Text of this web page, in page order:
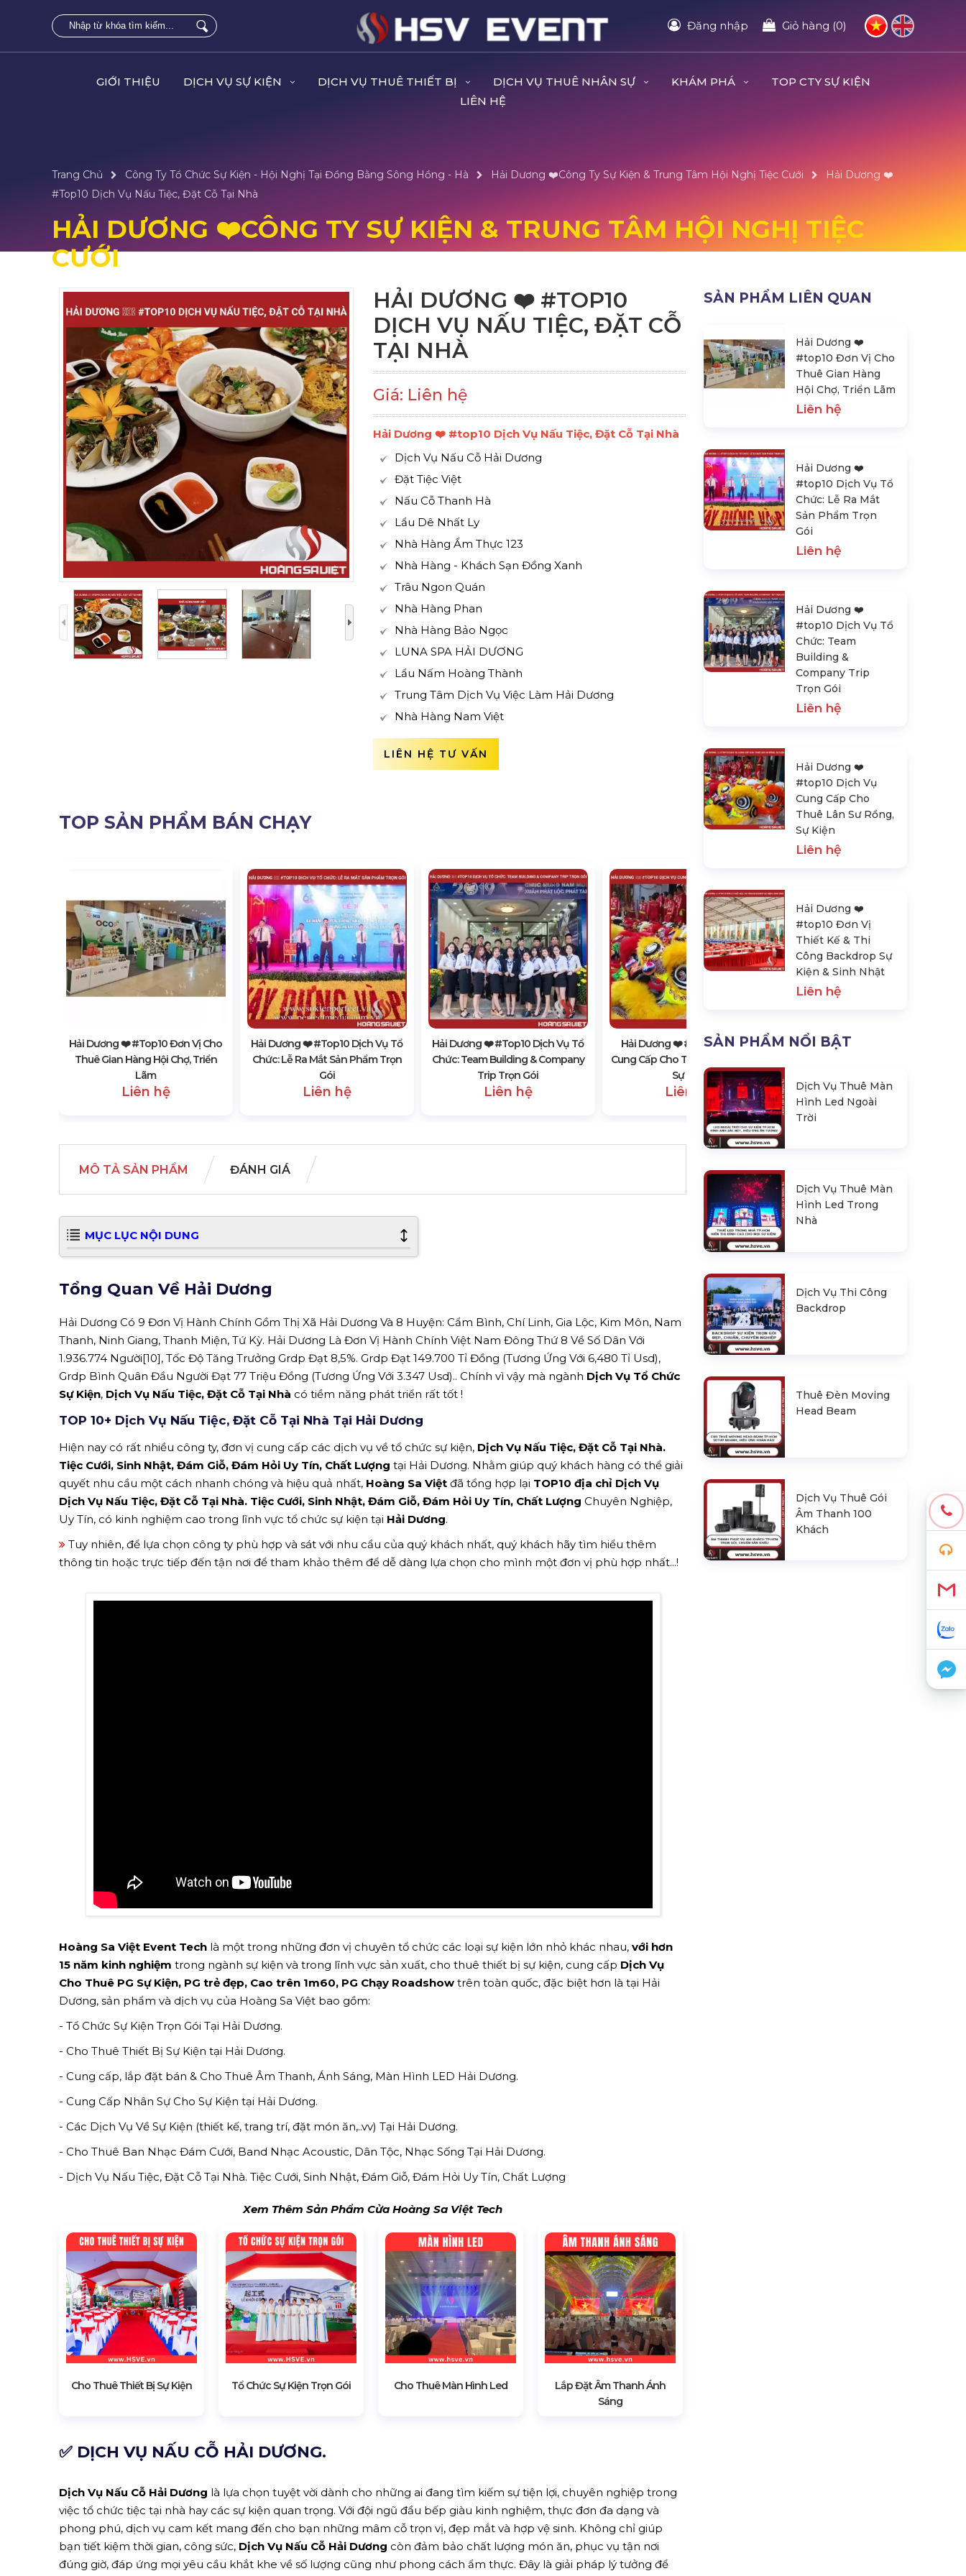
Đăng nhập Giỏ hàng (0)
GIỚI THIỆU DỊCH VỤ SỰ KIỆN DỊCH VỤ THUÊ THIẾT BỊ DỊCH VỤ THUÊ NHÂN SỰ KHÁM PHÁ
TOP CTY SỰ KIỆN
LIÊN HỆ
Trang Chủ Công Ty Tổ Chức Sự Kiện - Hội Nghị Tại Đồng Bằng Sông Hồng - Hà Hải Dương ❤️️Công Ty Sự Kiện & Trung Tâm Hội Nghị Tiệc Cưới
Hải Dương ❤️️
#top10 Dịch Vụ Nấu Tiệc, Đặt Cỗ Tại Nhà
HẢI DƯƠNG ❤️️CÔNG TY SỰ KIỆN & TRUNG TÂM HỘI NGHỊ TIỆC
CƯỚI
HẢI DƯƠNG ❤️️ #TOP10
DỊCH VỤ NẤU TIỆC, ĐẶT CỖ
TẠI NHÀ
Giá: Liên hệ
Hải Dương ❤️️ #top10 Dịch Vụ Nấu Tiệc, Đặt Cỗ Tại Nhà
Dịch Vụ Nấu Cỗ Hải Dương
Đặt Tiệc Việt
Nấu Cỗ Thanh Hà
Lẩu Dê Nhất Ly
Nhà Hàng Ẩm Thực 123
Nhà Hàng - Khách Sạn Đồng Xanh
Trâu Ngon Quán
Nhà Hàng Phan
Nhà Hàng Bảo Ngọc
LUNA SPA HẢI DƯƠNG
Lẩu Nấm Hoàng Thành
Trung Tâm Dịch Vụ Việc Làm Hải Dương
Nhà Hàng Nam Việt
LIÊN HỆ TƯ VẤN
TOP SẢN PHẨM BÁN CHẠY
Hải Dương ❤️️ #top10 Đơn Vị Cho
Thuê Gian Hàng Hội Chợ, Triển
Lãm
Liên hệ
Hải Dương ❤️️ #top10 Dịch Vụ Tổ
Chức: Lễ Ra Mắt Sản Phẩm Trọn
Gói
Liên hệ
Hải Dương ❤️️ #top10 Dịch Vụ Tổ
Chức: Team Building & Company
Trip Trọn Gói
Liên hệ
Hải Dương ❤️️ #top10 Dịch Vụ
Cung Cấp Cho Thuê Lân Sư Rồng,
Sự Kiện
Liên hệ
Hải Dương ❤️️ #top10 Đơn Vị Thiết
Liên hệ
MÔ TẢ SẢN PHẨM ĐÁNH GIÁ
MỤC LỤC NỘI DUNG
Tổng Quan Về Hải Dương
Hải Dương Có 9 Đơn Vị Hành Chính Gồm Thị Xã Hải Dương Và 8 Huyện: Cẩm Bình, Chí Linh, Gia Lộc, Kim Môn, Nam
Thanh, Ninh Giang, Thanh Miện, Tứ Kỳ. Hải Dương Là Đơn Vị Hành Chính Việt Nam Đông Thứ 8 Về Số Dân Với
1.936.774 Người[10], Tốc Độ Tăng Trưởng Grdp Đạt 8,5%. Grdp Đạt 149.700 Tỉ Đồng (Tương Ứng Với 6,480 Tỉ Usd),
Grdp Bình Quân Đầu Người Đạt 77 Triệu Đồng (Tương Ứng Với 3.347 Usd).. Chính vì vậy mà ngành Dịch Vụ Tổ Chức
Sự Kiện, Dịch Vụ Nấu Tiệc, Đặt Cỗ Tại Nhà có tiềm năng phát triển rất tốt !
TOP 10+ Dịch Vụ Nấu Tiệc, Đặt Cỗ Tại Nhà Tại Hải Dương
Hiện nay có rất nhiều công ty, đơn vị cung cấp các dịch vụ về tổ chức sự kiện, Dịch Vụ Nấu Tiệc, Đặt Cỗ Tại Nhà.
Tiệc Cưới, Sinh Nhật, Đám Giỗ, Đám Hỏi Uy Tín, Chất Lượng tại Hải Dương. Nhằm giúp quý khách hàng có thể giải
quyết nhu cầu một cách nhanh chóng và hiệu quả nhất, Hoàng Sa Việt đã tổng hợp lại TOP10 địa chỉ Dịch Vụ
Dịch Vụ Nấu Tiệc, Đặt Cỗ Tại Nhà. Tiệc Cưới, Sinh Nhật, Đám Giỗ, Đám Hỏi Uy Tín, Chất Lượng Chuyên Nghiệp,
Uy Tín, có kinh nghiệm cao trong lĩnh vực tổ chức sự kiện tại Hải Dương.
Tuy nhiên, để lựa chọn công ty phù hợp và sát với nhu cầu của quý khách nhất, quý khách hãy tìm hiểu thêm
thông tin hoặc trực tiếp đến tận nơi để tham khảo thêm để dễ dàng lựa chọn cho mình một đơn vị phù hợp nhất...!
Hoàng Sa Việt Event Tech là một trong những đơn vị chuyên tổ chức các loại sự kiện lớn nhỏ khác nhau, với hơn
15 năm kinh nghiệm trong ngành sự kiện và trong lĩnh vực sản xuất, cho thuê thiết bị sự kiện, cung cấp Dịch Vụ
Cho Thuê PG Sự Kiện, PG trẻ đẹp, Cao trên 1m60, PG Chạy Roadshow trên toàn quốc, đặc biệt hơn là tại Hải
Dương, sản phẩm và dịch vụ của Hoàng Sa Việt bao gồm:
- Tổ Chức Sự Kiện Trọn Gói Tại Hải Dương.
- Cho Thuê Thiết Bị Sự Kiện tại Hải Dương.
- Cung cấp, lắp đặt bán & Cho Thuê Âm Thanh, Ánh Sáng, Màn Hình LED Hải Dương.
- Cung Cấp Nhân Sự Cho Sự Kiện tại Hải Dương.
- Các Dịch Vụ Về Sự Kiện (thiết kế, trang trí, đặt món ăn,..vv) Tại Hải Dương.
- Cho Thuê Ban Nhạc Đám Cưới, Band Nhạc Acoustic, Dân Tộc, Nhạc Sống Tại Hải Dương.
- Dịch Vụ Nấu Tiệc, Đặt Cỗ Tại Nhà. Tiệc Cưới, Sinh Nhật, Đám Giỗ, Đám Hỏi Uy Tín, Chất Lượng
Xem Thêm Sản Phẩm Cửa Hoàng Sa Việt Tech
Cho Thuê Thiết Bị Sự Kiện Tổ Chức Sự Kiện Trọn Gói Cho Thuê Màn Hình Led
Lắp Đặt Âm Thanh Ánh
Sáng
✅ DỊCH VỤ NẤU CỖ HẢI DƯƠNG.
Dịch Vụ Nấu Cỗ Hải Dương là lựa chọn tuyệt vời dành cho những ai đang tìm kiếm sự tiện lợi, chuyên nghiệp trong
việc tổ chức tiệc tại nhà hay các sự kiện quan trọng. Với đội ngũ đầu bếp giàu kinh nghiệm, thực đơn đa dạng và
phong phú, dịch vụ cam kết mang đến cho bạn những mâm cỗ trọn vị, đẹp mắt và hợp vệ sinh. Không chỉ giúp
bạn tiết kiệm thời gian, công sức, Dịch Vụ Nấu Cỗ Hải Dương còn đảm bảo chất lượng món ăn, phục vụ tận nơi
đúng giờ, đáp ứng mọi yêu cầu khắt khe về số lượng cũng như phong cách ẩm thực. Đây là giải pháp lý tưởng để
SẢN PHẨM LIÊN QUAN
Hải Dương ❤️️
#top10 Đơn Vị Cho
Thuê Gian Hàng
Hội Chợ, Triển Lãm
Liên hệ
Hải Dương ❤️️
#top10 Dịch Vụ Tổ
Chức: Lễ Ra Mắt
Sản Phẩm Trọn
Gói
Liên hệ
Hải Dương ❤️️
#top10 Dịch Vụ Tổ
Chức: Team
Building &
Company Trip
Trọn Gói
Liên hệ
Hải Dương ❤️️
#top10 Dịch Vụ
Cung Cấp Cho
Thuê Lân Sư Rồng,
Sự Kiện
Liên hệ
Hải Dương ❤️️
#top10 Đơn Vị
Thiết Kế & Thi
Công Backdrop Sự
Kiện & Sinh Nhật
Liên hệ
SẢN PHẨM NỔI BẬT
Dịch Vụ Thuê Màn
Hình Led Ngoài
Trời
Dịch Vụ Thuê Màn
Hình Led Trong
Nhà
Dịch Vụ Thi Công
Backdrop
Thuê Đèn Moving
Head Beam
Dịch Vụ Thuê Gói
Âm Thanh 100
Khách